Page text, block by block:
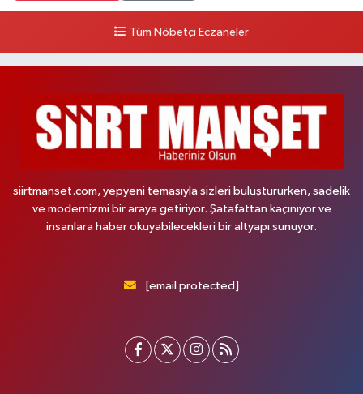
Tüm Nöbetçi Eczaneler
siirtmanset.com, yepyeni temasıyla sizleri buluştururken, sadelik
ve modernizmi bir araya getiriyor. Şatafattan kaçınıyor ve
insanlara haber okuyabilecekleri bir altyapı sunuyor.
[email protected]